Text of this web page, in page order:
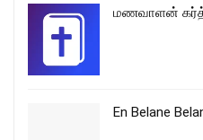
மணவாளன்
En Belane